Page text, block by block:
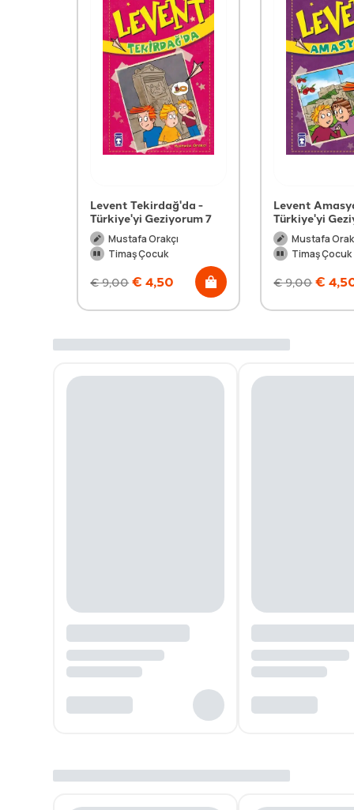
Levent Tekirdağ'da -
Türkiye'yi Geziyorum 7
Mustafa Orakçı
Timaş Çocuk
€9,00 € 4,50
Levent
Türkiye'yi
Mustafa
Timaş Çocuk
€9,00 €